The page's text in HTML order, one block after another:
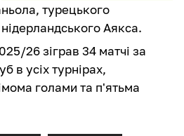
турецького
Аякса.
26 зіграв 34 матчі за
в усіх турнірах,
голами та п'ятьма